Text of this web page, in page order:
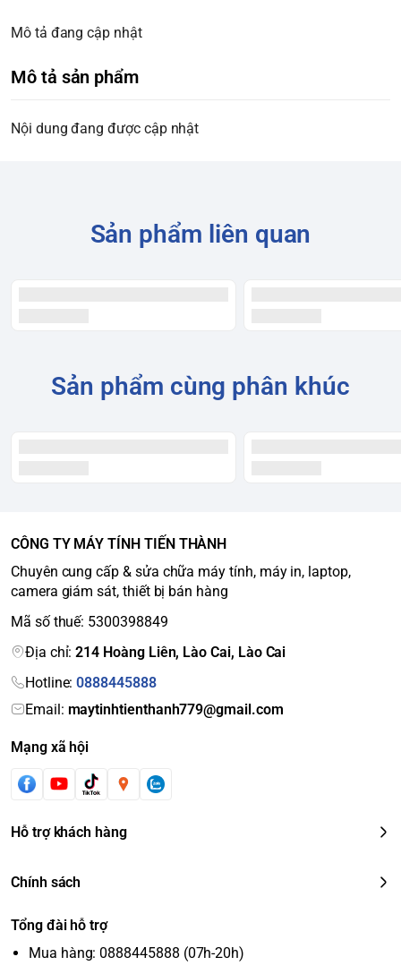
Mô tả đang cập nhật
Mô tả sản phẩm
Nội dung đang được cập nhật
Sản phẩm liên quan
Sản phẩm cùng phân khúc
CÔNG TY MÁY TÍNH TIẾN THÀNH
Chuyên cung cấp & sửa chữa máy tính, máy in, laptop,
camera giám sát, thiết bị bán hàng
Mã số thuế: 5300398849
Địa chỉ:214 Hoàng Liên, Lào Cai, Lào Cai
Hotline:0888445888
Email: maytinhtienthanh779@gmail.com
Mạng xã hội
Hỗ trợ khách hàng
Chính sách
Tổng đài hỗ trợ
Mua hàng: 0888445888 (07h-20h)